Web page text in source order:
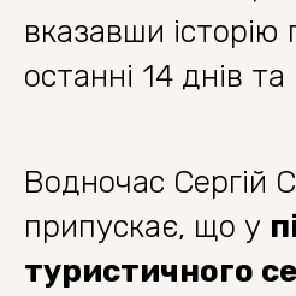
вказавши історію
останні 14 днів та
Водночас Сергій
припускає, що у
туристичного